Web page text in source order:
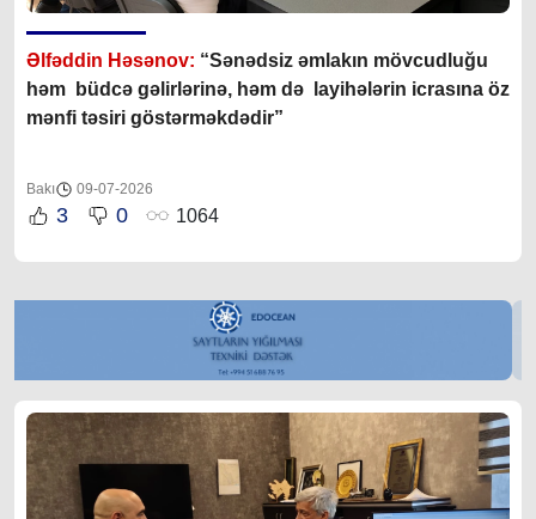
Əlfəddin Həsənov: “Sənədsiz əmlakın mövcudluğu
həm büdcə gəlirlərinə, həm də layihələrin icrasına öz
mənfi təsiri göstərməkdədir”
Bakı 09-07-2026
3 0 1064